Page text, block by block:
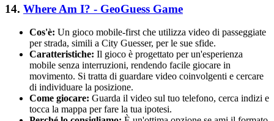
14. Where Am I? - GeoGuess Game
Cos'è: Un gioco mobile-first che utilizza video di passeggiate
per strada, simili a City Guesser, per le sue sfide.
Caratteristiche: Il gioco è progettato per un'esperienza
mobile senza interruzioni, rendendo facile giocare in
movimento. Si tratta di guardare video coinvolgenti e cercare
di individuare la posizione.
Come giocare: Guarda il video sul tuo telefono, cerca indizi e
tocca la mappa per fare la tua ipotesi.